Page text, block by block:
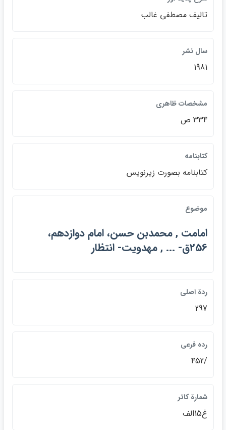
تاليف مصطفي غالب
سال نشر
1981
مشخصات ظاهري
334 ص
كتابنامه
كتابنامه بصورت زيرنويس
موضوع
امامت , محمدبن حسن، امام دوازدهم،
256ق- ... , مهدويت- انتظار
ردة اصلي
297
رده فرعي
/452
شمارة كاتر
غ15الف